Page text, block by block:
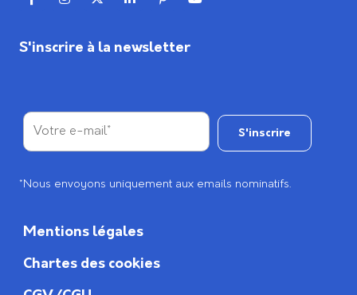
S'inscrire à la newsletter
*Nous envoyons uniquement aux emails nominatifs.
Mentions légales
Chartes des cookies